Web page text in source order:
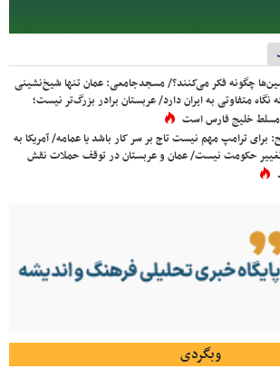
چگونه فکر می‌کنند؟/ مسجدجامعی: عمان تنها شیخ‌نشینی
متفاوتی به ایران دارد/ عربستان برادر بزرگ‌تر نیست؛
خلیج فارس است
برای ترامپ مهم نیست تاج بر سر کار باشد یا عمامه/ آمریکا به
حکومت نیست/ عمان و عربستان در توقف حملات نقش
وبگردی